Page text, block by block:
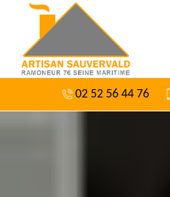
02 52 56 44 76